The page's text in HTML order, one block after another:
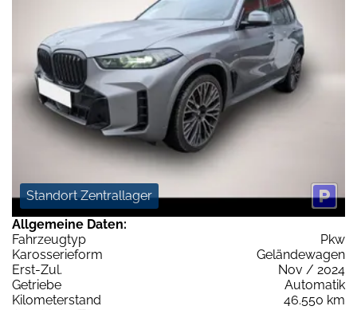
Standort Zentrallager
Allgemeine Daten:
Fahrzeugtyp
Pkw
Karosserieform
Geländewagen
Erst-Zul.
Nov / 2024
Getriebe
Automatik
Kilometerstand
46.550 km